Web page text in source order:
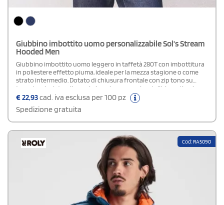
Giubbino imbottito uomo personalizzabile Sol's Stream
Hooded Men
Giubbino imbottito uomo leggero in taffetà 280T con imbottitura
in poliestere effetto piuma, ideale per la mezza stagione o come
strato intermedio. Dotato di chiusura frontale con zip tono su
tono, tasche laterali con zip in nylon, cursori metallici con tirazip
neri, cappuccio con apertura elastica e finiture elasticizzate tono
su tono su polsini e fondo. Disponibile nelle taglie S–3XL e nei
colori nero e blu navy. Certificato STANDARD 100 by OEKO-TEX® e
approvato PETA per qualità e sostenibilità.Disponibile modello
Donna
€22,93cad. iva esclusa per 100 pz
Spedizione gratuita
Cod: RA5090